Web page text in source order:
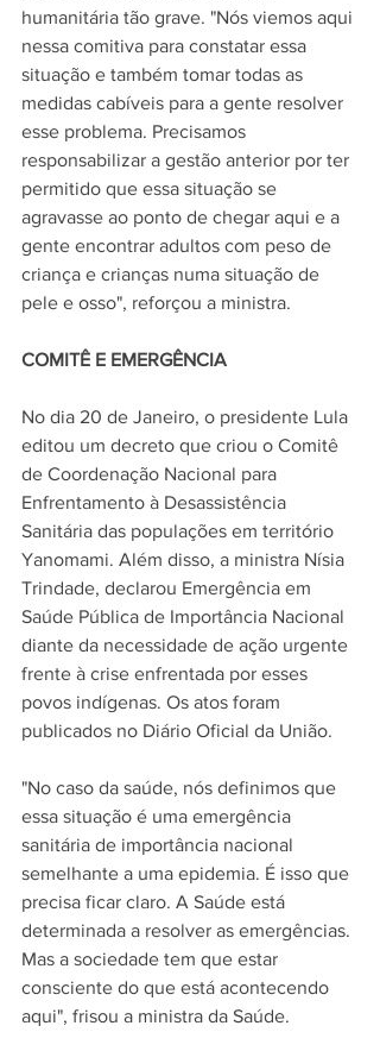
humanitária tão grave. "Nós viemos aqui
nessa comitiva para constatar essa
situação e também tomar todas as
medidas cabíveis para a gente resolver
esse problema. Precisamos
responsabilizar a gestão anterior por ter
permitido que essa situação se
agravasse ao ponto de chegar aqui e a
gente encontrar adultos com peso de
criança e crianças numa situação de
pele e osso", reforçou a ministra.
COMITÊ E EMERGÊNCIA
No dia 20 de Janeiro, o presidente Lula
editou um decreto que criou o Comitê
de Coordenação Nacional para
Enfrentamento à Desassistência
Sanitária das populações em território
Yanomami. Além disso, a ministra Nísia
Trindade, declarou Emergência em
Saúde Pública de Importância Nacional
diante da necessidade de ação urgente
frente à crise enfrentada por esses
povos indígenas. Os atos foram
publicados no Diário Oficial da União.
"No caso da saúde, nós definimos que
essa situação é uma emergência
sanitária de importância nacional
semelhante a uma epidemia. É isso que
precisa ficar claro. A Saúde está
determinada a resolver as emergências.
Mas a sociedade tem que estar
consciente do que está acontecendo
aqui", frisou a ministra da Saúde.